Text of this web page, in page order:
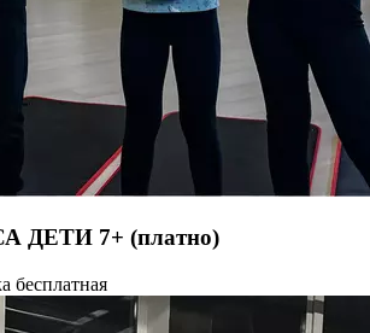
ДЕТИ 7+ (платно)
главной особенностью которого
ударов спортсменами только руками
Тренировки направлены
бесплатная